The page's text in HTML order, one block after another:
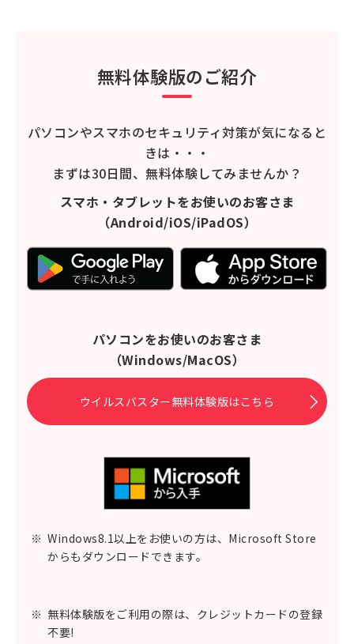
無料体験版のご紹介
パソコンやスマホのセキュリティ対策が気になると
きは・・・
まずは30日間、無料体験してみませんか？
スマホ・タブレットをお使いのお客さま
（Android/iOS/iPadOS）
パソコンをお使いのお客さま
（Windows/MacOS）
ウイルスバスター無料体験版はこちら
※ Windows8.1以上をお使いの方は、Microsoft Store
からもダウンロードできます。
※ 無料体験版をご利用の際は、クレジットカードの登録
不要!